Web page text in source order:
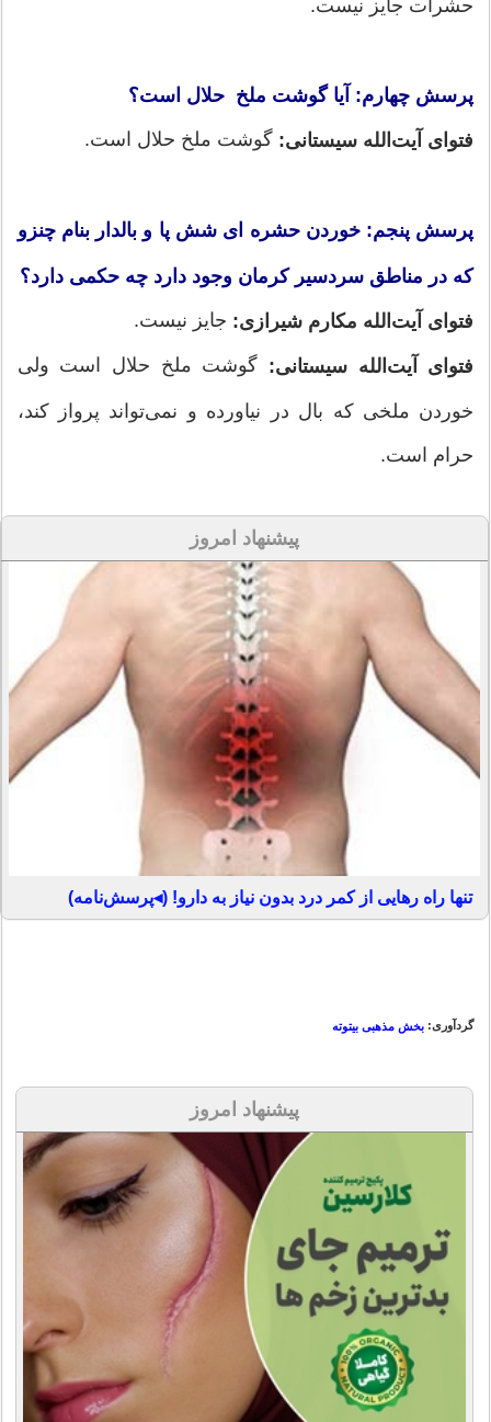
حشرات جایز نیست.
پرسش چهارم: آیا گوشت ملخ حلال است؟
فتوای آیت‌الله سیستانی: گوشت ملخ حلال است.
پرسش پنجم: خوردن حشره ای شش پا و بالدار بنام چنزو
که در مناطق سردسیر کرمان وجود دارد چه حکمی دارد؟
فتوای آیت‌الله مکارم شیرازی: جایز نیست.
فتوای آیت‌الله سیستانی: گوشت ملخ حلال است ولی
خوردن ملخی که بال در نیاورده و نمی‌تواند پرواز کند،
حرام است.
پیشنهاد امروز
تنها راه رهایی از کمر درد بدون نیاز به دارو! (◂پرسش‌نامه)
گردآوری: بخش مذهبی بیتوته
پیشنهاد امروز